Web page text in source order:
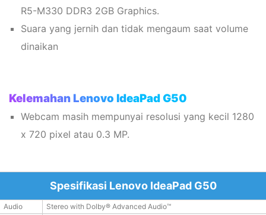
R5-M330 DDR3 2GB Graphics.
Suara yang jernih dan tidak mengaum saat volume
dinaikan
Kelemahan Lenovo IdeaPad G50
Webcam masih mempunyai resolusi yang kecil 1280
x 720 pixel atau 0.3 MP.
Spesifikasi Lenovo IdeaPad G50
Audio Stereo with Dolby® Advanced Audio™